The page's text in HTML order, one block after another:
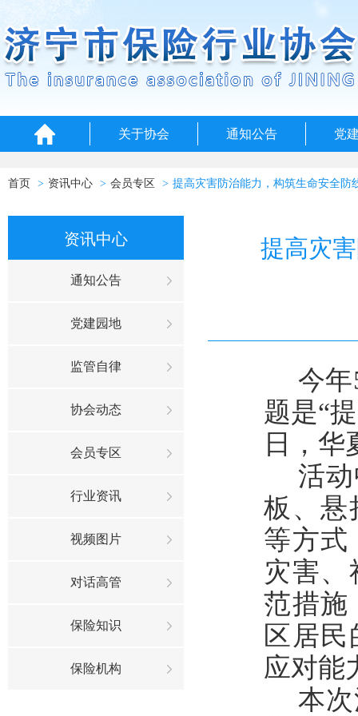
关于协会 通知公告 党
首页 资讯中心 会员专区 提高灾害防治能力，构筑生命安全
资讯中心
通知公告
党建园地
监管自律
协会动态
会员专区
行业资讯
视频图片
对话高管
保险知识
保险机构
提高灾
今
题是“
日，华
活
板、悬
等方式
灾害
范措施
区居
应对能
本